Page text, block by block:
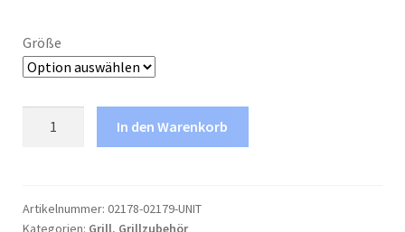
€11,99
Größe
In den Warenkorb
Artikelnummer: 02178-02179-UNIT
Kategorien: Grill, Grillzubehör